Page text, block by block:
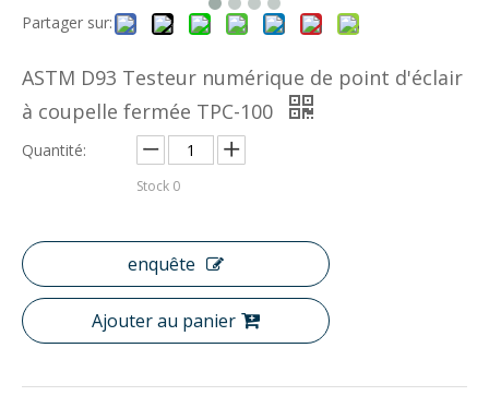
Partager sur:
ASTM D93 Testeur numérique de point d'éclair
à coupelle fermée TPC-100
Quantité:
Stock 0
enquête
Ajouter au panier